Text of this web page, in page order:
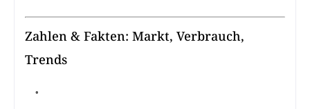
Zahlen & Fakten: Markt, Verbrauch,
Trends